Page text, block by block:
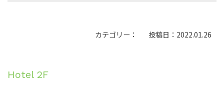
カテゴリー： 投稿日：2022.01.26
Hotel 2F